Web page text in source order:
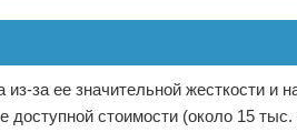
за ее значительной жесткости и
доступной стоимости (около 15